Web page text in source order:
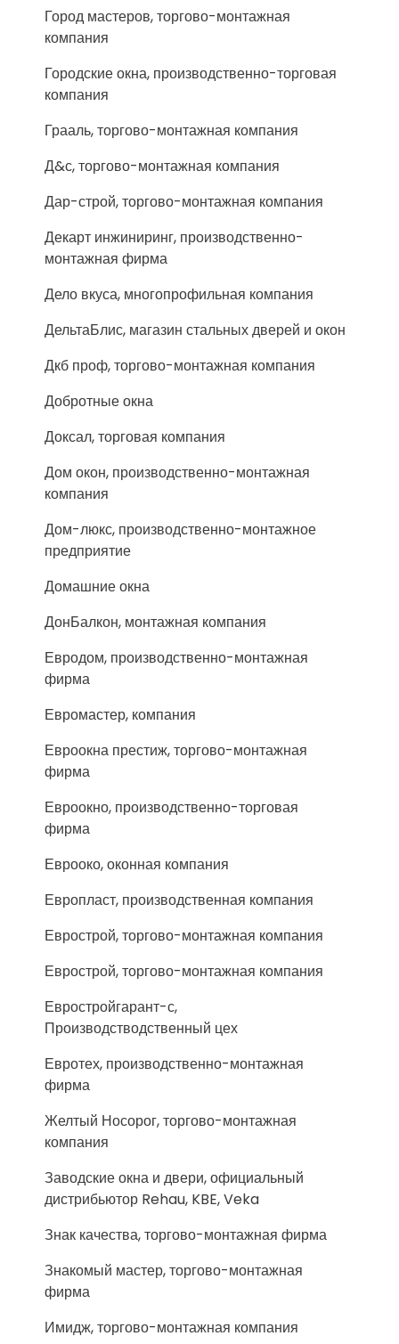
Город мастеров, торгово-монтажная
компания
Городские окна, производственно-торговая
компания
Грааль, торгово-монтажная компания
Д&с, торгово-монтажная компания
Дар-строй, торгово-монтажная компания
Декарт инжиниринг, производственно-
монтажная фирма
Дело вкуса, многопрофильная компания
ДельтаБлис, магазин стальных дверей и окон
Дкб проф, торгово-монтажная компания
Добротные окна
Доксал, торговая компания
Дом окон, производственно-монтажная
компания
Дом-люкс, производственно-монтажное
предприятие
Домашние окна
ДонБалкон, монтажная компания
Евродом, производственно-монтажная
фирма
Евромастер, компания
Евроокна престиж, торгово-монтажная
фирма
Евроокно, производственно-торговая
фирма
Еврооко, оконная компания
Европласт, производственная компания
Еврострой, торгово-монтажная компания
Еврострой, торгово-монтажная компания
Евростройгарант-с,
Производстводственный цех
Евротех, производственно-монтажная
фирма
Желтый Носорог, торгово-монтажная
компания
Заводские окна и двери, официальный
дистрибьютор Rehau, KBE, Veka
Знак качества, торгово-монтажная фирма
Знакомый мастер, торгово-монтажная
фирма
Имидж, торгово-монтажная компания